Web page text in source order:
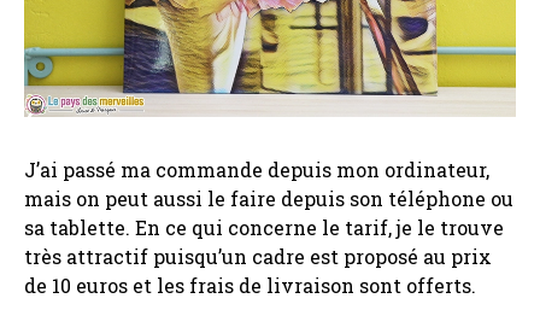
J’ai passé ma commande depuis mon ordinateur,
mais on peut aussi le faire depuis son téléphone ou
sa tablette. En ce qui concerne le tarif, je le trouve
très attractif puisqu’un cadre est proposé au prix
de 10 euros et les frais de livraison sont offerts.